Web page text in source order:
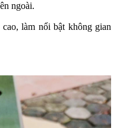
ngoài.
làm nổi bật không gian